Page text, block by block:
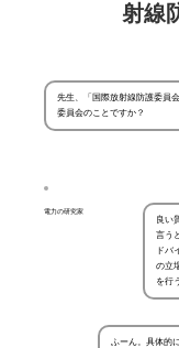
射線
先生、「国際放射線防護委員
委員会のことですか？
電力の研究家
良い
言う
ドバ
の立
を行
ふーん。具体的